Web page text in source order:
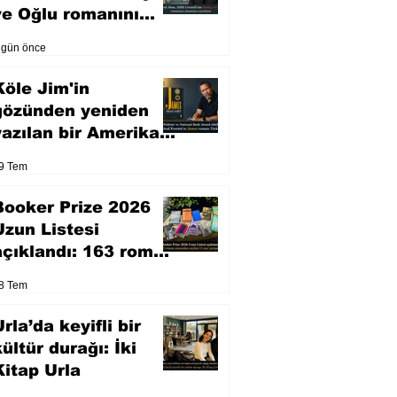
Oğlu romanını
önce
Jim'in
yeniden
bir Amerikan
Tem
Prize 2026
Listesi
163 roman
Tem
keyifli bir
durağı: İki
Urla